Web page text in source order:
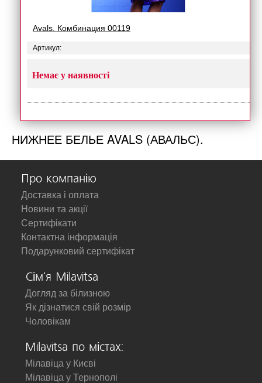
Avals. Комбинация 00119
Артикул:
Немає у наявності
НИЖНЕЕ БЕЛЬЕ AVALS (АВАЛЬС).
Про компанію
Доставка і оплата
Новини та акції
Сертифікати
Контактна інформація
Подарунковий сертифікат
Сім'я Milavitsa
Догляд за білизною
Як дізнатися свій розмір
Чоловікам
Milavitsa по містах:
Мілавіца у Києві
Мілавіца у Тернополі